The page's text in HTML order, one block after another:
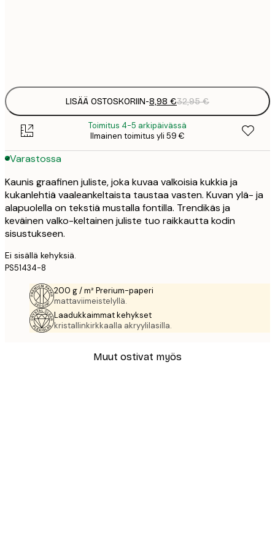
LISÄÄ OSTOSKORIIN-8,98 €32,95 €
Toimitus 4-5 arkipäivässä
Ilmainen toimitus yli 59 €
Varastossa
Kaunis graafinen juliste, joka kuvaa valkoisia kukkia ja
kukanlehtiä vaaleankeltaista taustaa vasten. Kuvan ylä- ja
alapuolella on tekstiä mustalla fontilla. Trendikäs ja
keväinen valko-keltainen juliste tuo raikkautta kodin
sisustukseen.
Ei sisällä kehyksiä.
PS51434-8
200 g / m² Prerium-paperi
mattaviimeistelyllä.
Laadukkaimmat kehykset
kristallinkirkkaalla akryylilasilla.
Muut ostivat myös